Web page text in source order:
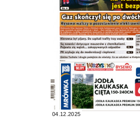
04.12.2025